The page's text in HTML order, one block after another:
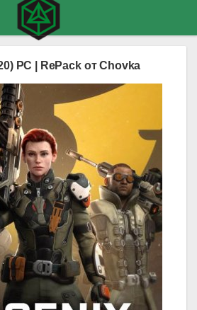
PC | RePack от Chovka